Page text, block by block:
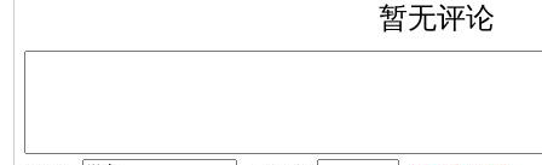
暂无评论